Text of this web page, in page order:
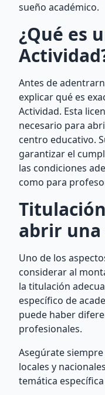
sueño académico.
¿Qué es
Antes de
explicar qué es
Actividad. Esta
necesario para
centro educativo.
garantizar el
las condiciones
como para
abrir una
Uno de los
considerar al
la titulación
específico de
puede haber
profesionales.
Asegúrate
locales y
temática